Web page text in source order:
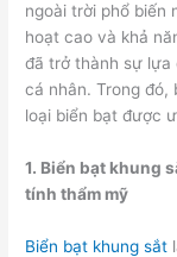
ngoài trời phổ biến
hoạt cao và khả
đã trở thành sự lựa
cá nhân. Trong đó,
loại biển bạt được
1. Biển bạt khung
tính thẩm mỹ
Biển bạt khung sắt